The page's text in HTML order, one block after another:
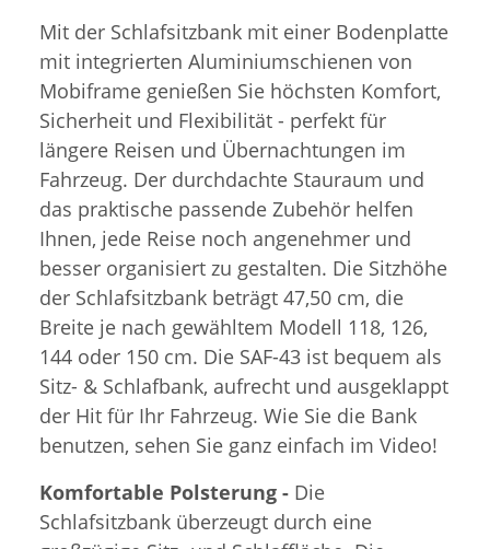
Mit der Schlafsitzbank mit einer Bodenplatte
mit integrierten Aluminiumschienen von
Mobiframe genießen Sie höchsten Komfort,
Sicherheit und Flexibilität - perfekt für
längere Reisen und Übernachtungen im
Fahrzeug. Der durchdachte Stauraum und
das praktische passende Zubehör helfen
Ihnen, jede Reise noch angenehmer und
besser organisiert zu gestalten. Die Sitzhöhe
der Schlafsitzbank beträgt 47,50 cm, die
Breite je nach gewähltem Modell 118, 126,
144 oder 150 cm. Die SAF-43 ist bequem als
Sitz- & Schlafbank, aufrecht und ausgeklappt
der Hit für Ihr Fahrzeug. Wie Sie die Bank
benutzen, sehen Sie ganz einfach im Video!
Komfortable Polsterung - Die
Schlafsitzbank überzeugt durch eine